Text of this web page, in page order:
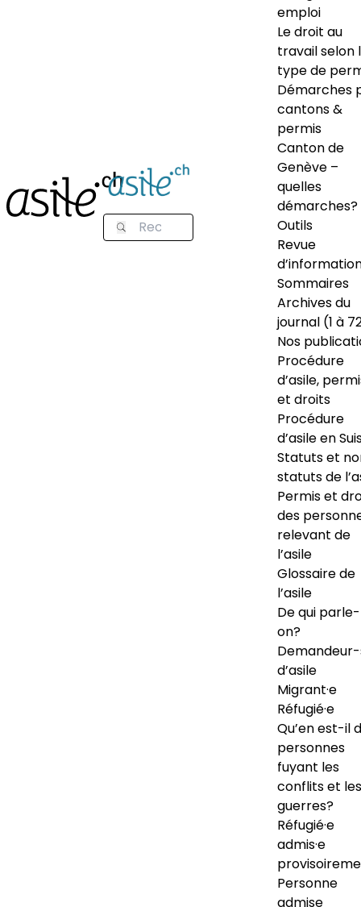
emploi
Le droit au
travail selon
type de
Démarches
cantons &
permis
Canton de
Genève –
quelles
démarches?
Outils
Revue
Sommaires
Archives du
journal (1 à
Nos
Procédure
d’asile,
et droits
Procédure
d’asile en
Statuts et
statuts de
Permis et
des
relevant de
l’asile
Glossaire de
l’asile
De qui
on?
d’asile
Migrant·e
Réfugié·e
Qu’en est-il
personnes
fuyant les
conflits et les
guerres?
Réfugié·e
admis·e
Personne
admise